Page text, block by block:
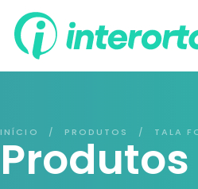
INÍCIO / PRODUTOS / TALA
Produtos